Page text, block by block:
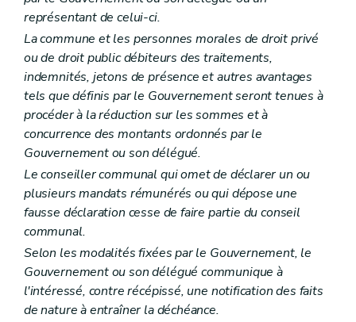
Art. L1541-3
Titre V Dispositions diverses
Chapitre unique
Art. L1551-1
Art. L1551-2
Art. L1551-3
Titre VI Publicité de l'administration
Chapitre unique
Art. L1561-1
Art. L1561-2
Art. L1561-3
Art. L1561-4
Art. L1561-5
Art. L1561-6
Art. L1561-7
Art. L1561-9
Art. L1561-10
Art. L1561-11
Art. L1561-12
Art. L1561-13
représentant de celui-ci.
La commune et les personnes morales de droit privé
ou de droit public débiteurs des traitements,
indemnités, jetons de présence et autres avantages
tels que définis par le Gouvernement seront tenues à
procéder à la réduction sur les sommes et à
concurrence des montants ordonnés par le
Gouvernement ou son délégué.
Le conseiller communal qui omet de déclarer un ou
plusieurs mandats rémunérés ou qui dépose une
fausse déclaration cesse de faire partie du conseil
communal.
Selon les modalités fixées par le Gouvernement, le
Gouvernement ou son délégué communique à
l'intéressé, contre récépissé, une notification des faits
de nature à entraîner la déchéance.